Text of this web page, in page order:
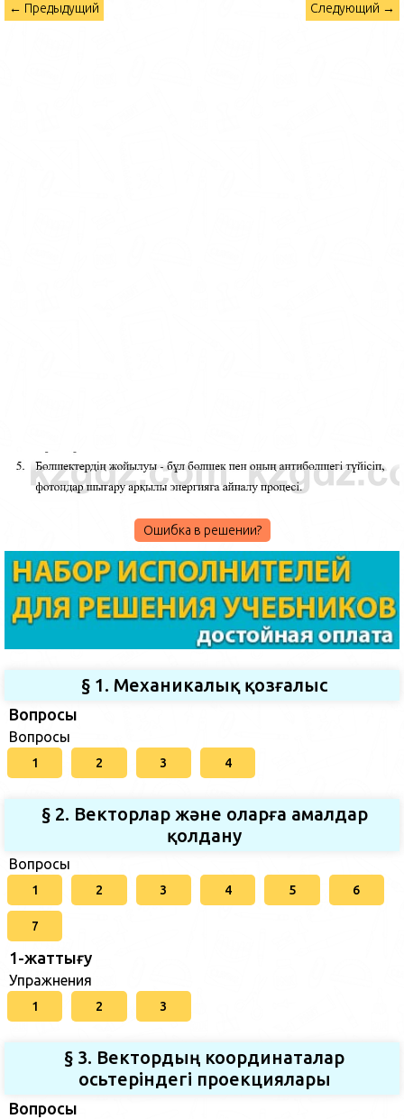
← Предыдущий Следующий →
Ошибка в решении?
§ 1. Механикалық қозғалыс
Вопросы
Вопросы
1 2 3 4
§ 2. Векторлар және оларға амалдар
қолдану
Вопросы
1 2 3 4 5 6
7
1-жаттығу
Упражнения
1 2 3
§ 3. Вектордың координаталар
осьтеріндегі проекциялары
Вопросы